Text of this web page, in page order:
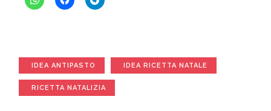
IDEA ANTIPASTO IDEA RICETTA NATALE
RICETTA NATALIZIA